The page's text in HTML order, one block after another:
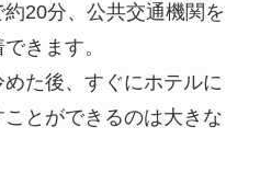
20分、公共交通機関を
きます。
た後、すぐにホテルに
とができるのは大きな